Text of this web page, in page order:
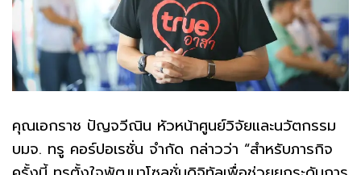
คุณเอกราช ปัญจวีณิน หัวหน้าศูนย์วิจัยและนวัตกรรม
บมจ. ทรู คอร์ปอเรชั่น จำกัด กล่าวว่า “สำหรับภารกิจ